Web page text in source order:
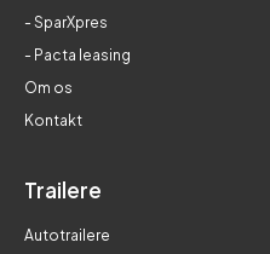
- SparXpres
- Pacta leasing
Om os
Kontakt
Trailere
Autotrailere